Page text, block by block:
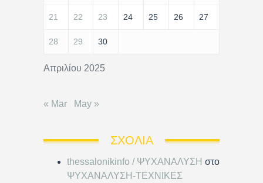
Απριλίου 2025
21 22 23 24 25 26 27
28 29 30
« Mar May »
ΣΧΌΛΙΑ
thessalonikinfo / ΨΥΧΑΝΑΛΥΣΗ στο
ΨΥΧΑΝΑΛΥΣΗ-ΤΕΧΝΙΚΕΣ